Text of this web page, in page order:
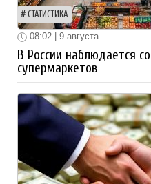
СТАТИСТИКА
08:02 | 9 августа
В России наблюдается
супермаркетов